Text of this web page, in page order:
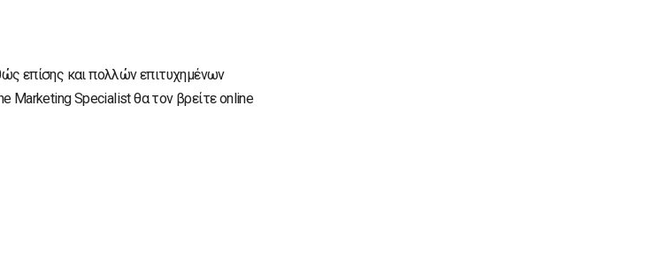
επίσης και πολλών επιτυχημένων
Marketing Specialist θα τον βρείτε online